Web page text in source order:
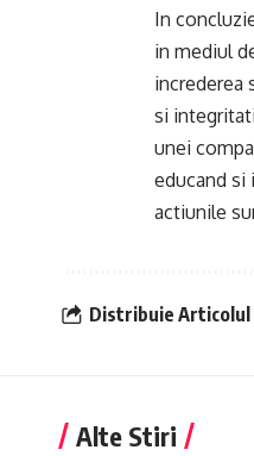
In
in mediul
increderea
si
unei
educand si
actiunile
Distribuie Articolul
Alte Stiri